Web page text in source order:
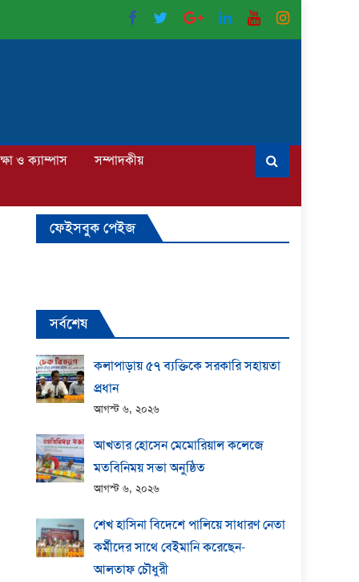
ও ক্যাম্পাস
সম্পাদকীয়
ফেইসবুক পেইজ
সর্বশেষ
কলাপাড়ায় ​৫৭ ব্যক্তিকে সরকারি সহায়তা
প্রধান
আগস্ট ৬, ২০২৬
আখতার হোসেন মেমোরিয়াল কলেজে
মতবিনিময় সভা অনুষ্ঠিত
আগস্ট ৬, ২০২৬
শেখ হাসিনা বিদেশে পালিয়ে সাধারণ নেতা
কর্মীদের সাথে বেইমানি করেছেন-
আলতাফ চৌধুরী